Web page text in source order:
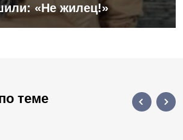
«Не жилец!»
теме